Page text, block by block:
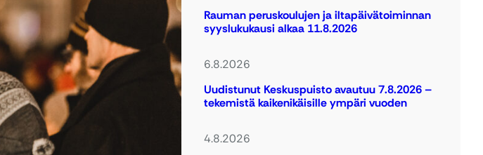
Rauman peruskoulujen ja iltapäivätoiminnan
syyslukukausi alkaa 11.8.2026
6.8.2026
Uudistunut Keskuspuisto avautuu 7.8.2026 –
tekemistä kaikenikäisille ympäri vuoden
4.8.2026